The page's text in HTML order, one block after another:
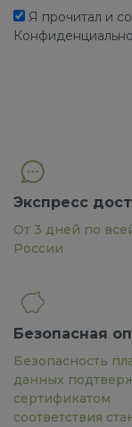
Я прочитал и
Экспресс
От 3 дней по
России
Безопасная
Безопасность
данных
сертификатом
соответствия